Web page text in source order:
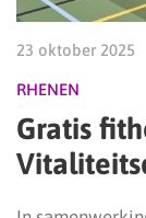
23 oktober 2025
RHENEN
Gratis